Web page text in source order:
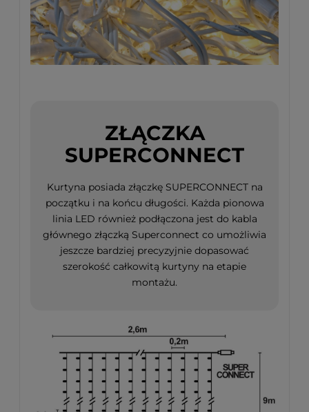
ZŁĄCZKA
SUPERCONNECT
Kurtyna posiada złączkę SUPERCONNECT na
początku i na końcu długości. Każda pionowa
linia LED również podłączona jest do kabla
głównego złączką Superconnect co umożliwia
jeszcze bardziej precyzyjnie dopasować
szerokość całkowitą kurtyny na etapie
montażu.